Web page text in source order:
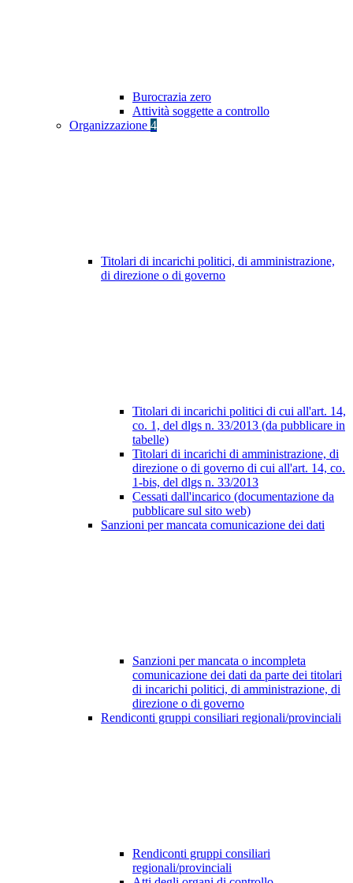
Burocrazia zero
Attività soggette a controllo
Organizzazione 4
Titolari di incarichi politici, di amministrazione,
di direzione o di governo
Titolari di incarichi politici di cui all'art. 14,
co. 1, del dlgs n. 33/2013 (da pubblicare in
tabelle)
Titolari di incarichi di amministrazione, di
direzione o di governo di cui all'art. 14, co.
1-bis, del dlgs n. 33/2013
Cessati dall'incarico (documentazione da
pubblicare sul sito web)
Sanzioni per mancata comunicazione dei dati
Sanzioni per mancata o incompleta
comunicazione dei dati da parte dei titolari
di incarichi politici, di amministrazione, di
direzione o di governo
Rendiconti gruppi consiliari regionali/provinciali
Rendiconti gruppi consiliari
regionali/provinciali